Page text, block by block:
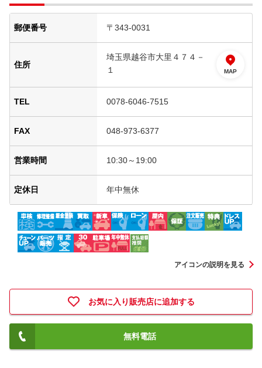
郵便番号 〒343-0031
住所
埼玉県越谷市大里４７４－
１
MAP
TEL 0078-6046-7515
FAX 048-973-6377
営業時間 10:30～19:00
定休日 年中無休
アイコンの説明を見る
お気に入り販売店に追加する
無料電話